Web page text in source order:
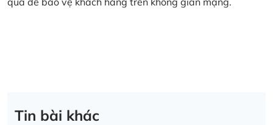
Tin bài khác